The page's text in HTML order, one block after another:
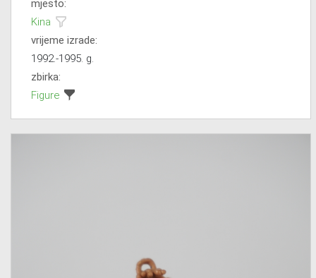
mjesto:
Kina
vrijeme izrade:
1992.-1995. g.
zbirka:
Figure